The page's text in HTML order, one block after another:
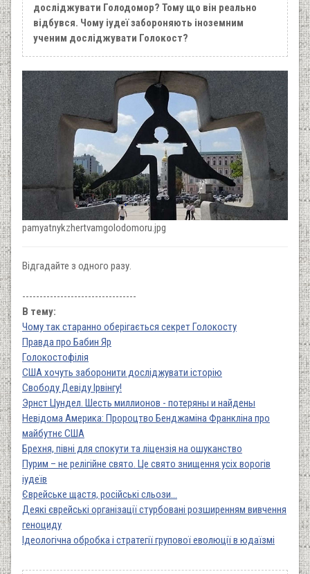
досліджувати Голодомор? Тому що він реально
відбувся. Чому іудеї забороняють іноземним
ученим досліджувати Голокост?
pamyatnykzhertvamgolodomoru.jpg
Відгадайте з одного разу.
---------------------------------
В тему:
Чому так старанно оберігається секрет Голокосту
Правда про Бабин Яр
Голокостофілія
США хочуть заборонити досліджувати історію
Свободу Девіду Ірвінгу!
Эрнст Цундел. Шесть миллионов - потеряны и найдены
Невідома Америка: Пророцтво Бенджаміна Франкліна про
майбутнє США
Брехня, півні для спокути та ліцензія на ошуканство
Пурим – не релігійне свято. Це свято знищення усіх ворогів
іудеїв
Єврейське щастя, російські сльози...
Деякі єврейські організації стурбовані розширенням вивчення
геноциду
Ідеологічна обробка і стратегії групової еволюції в юдаїзмі